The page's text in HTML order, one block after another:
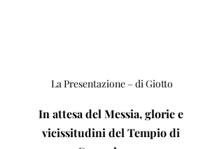
La Presentazione – di Giotto
In attesa del Messia, glorie e
vicissitudini del Tempio di